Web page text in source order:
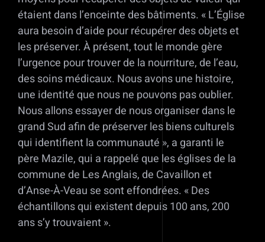
étaient dans l’enceinte des bâtiments. « L’Église
aura besoin d’aide pour récupérer des objets et
les préserver. À présent, tout le monde gère
l’urgence pour trouver de la nourriture, de l’eau,
des soins médicaux. Nous avons une histoire,
une identité que nous ne pouvons pas oublier.
Nous allons essayer de nous organiser dans le
grand Sud afin de préserver les biens culturels
qui identifient la communauté », a garanti le
père Mazile, qui a rappelé que les églises de la
commune de Les Anglais, de Cavaillon et
d’Anse-À-Veau se sont effondrées. « Des
échantillons qui existent depuis 100 ans, 200
ans s’y trouvaient ».